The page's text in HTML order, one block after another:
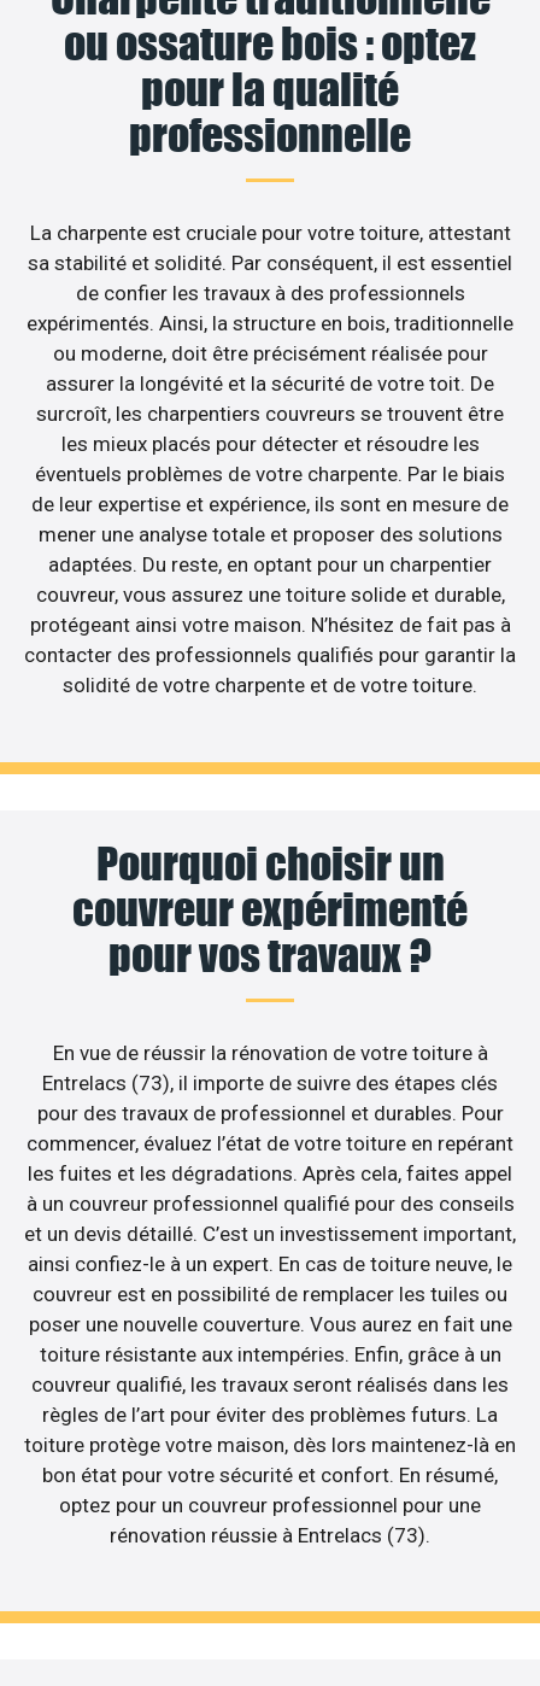
ou ossature bois : optez
pour la qualité
professionnelle
La charpente est cruciale pour votre toiture, attestant
sa stabilité et solidité. Par conséquent, il est essentiel
de confier les travaux à des professionnels
expérimentés. Ainsi, la structure en bois, traditionnelle
ou moderne, doit être précisément réalisée pour
assurer la longévité et la sécurité de votre toit. De
surcroît, les charpentiers couvreurs se trouvent être
les mieux placés pour détecter et résoudre les
éventuels problèmes de votre charpente. Par le biais
de leur expertise et expérience, ils sont en mesure de
mener une analyse totale et proposer des solutions
adaptées. Du reste, en optant pour un charpentier
couvreur, vous assurez une toiture solide et durable,
protégeant ainsi votre maison. N’hésitez de fait pas à
contacter des professionnels qualifiés pour garantir la
solidité de votre charpente et de votre toiture.
Pourquoi choisir un
couvreur expérimenté
pour vos travaux ?
En vue de réussir la rénovation de votre toiture à
Entrelacs (73), il importe de suivre des étapes clés
pour des travaux de professionnel et durables. Pour
commencer, évaluez l’état de votre toiture en repérant
les fuites et les dégradations. Après cela, faites appel
à un couvreur professionnel qualifié pour des conseils
et un devis détaillé. C’est un investissement important,
ainsi confiez-le à un expert. En cas de toiture neuve, le
couvreur est en possibilité de remplacer les tuiles ou
poser une nouvelle couverture. Vous aurez en fait une
toiture résistante aux intempéries. Enfin, grâce à un
couvreur qualifié, les travaux seront réalisés dans les
règles de l’art pour éviter des problèmes futurs. La
toiture protège votre maison, dès lors maintenez-là en
bon état pour votre sécurité et confort. En résumé,
optez pour un couvreur professionnel pour une
rénovation réussie à Entrelacs (73).